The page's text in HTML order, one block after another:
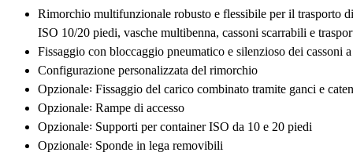
Rimorchio multifunzionale robusto e flessibile per il trasporto
ISO 10/20 piedi, vasche multibenna, cassoni scarrabili e
Fissaggio con bloccaggio pneumatico e silenzioso dei cassoni
Configurazione personalizzata del rimorchio
Opzionale꞉ Fissaggio del carico combinato tramite ganci e
Opzionale꞉ Rampe di accesso
Opzionale꞉ Supporti per container ISO da 10 e 20 piedi
Opzionale꞉ Sponde in lega removibili